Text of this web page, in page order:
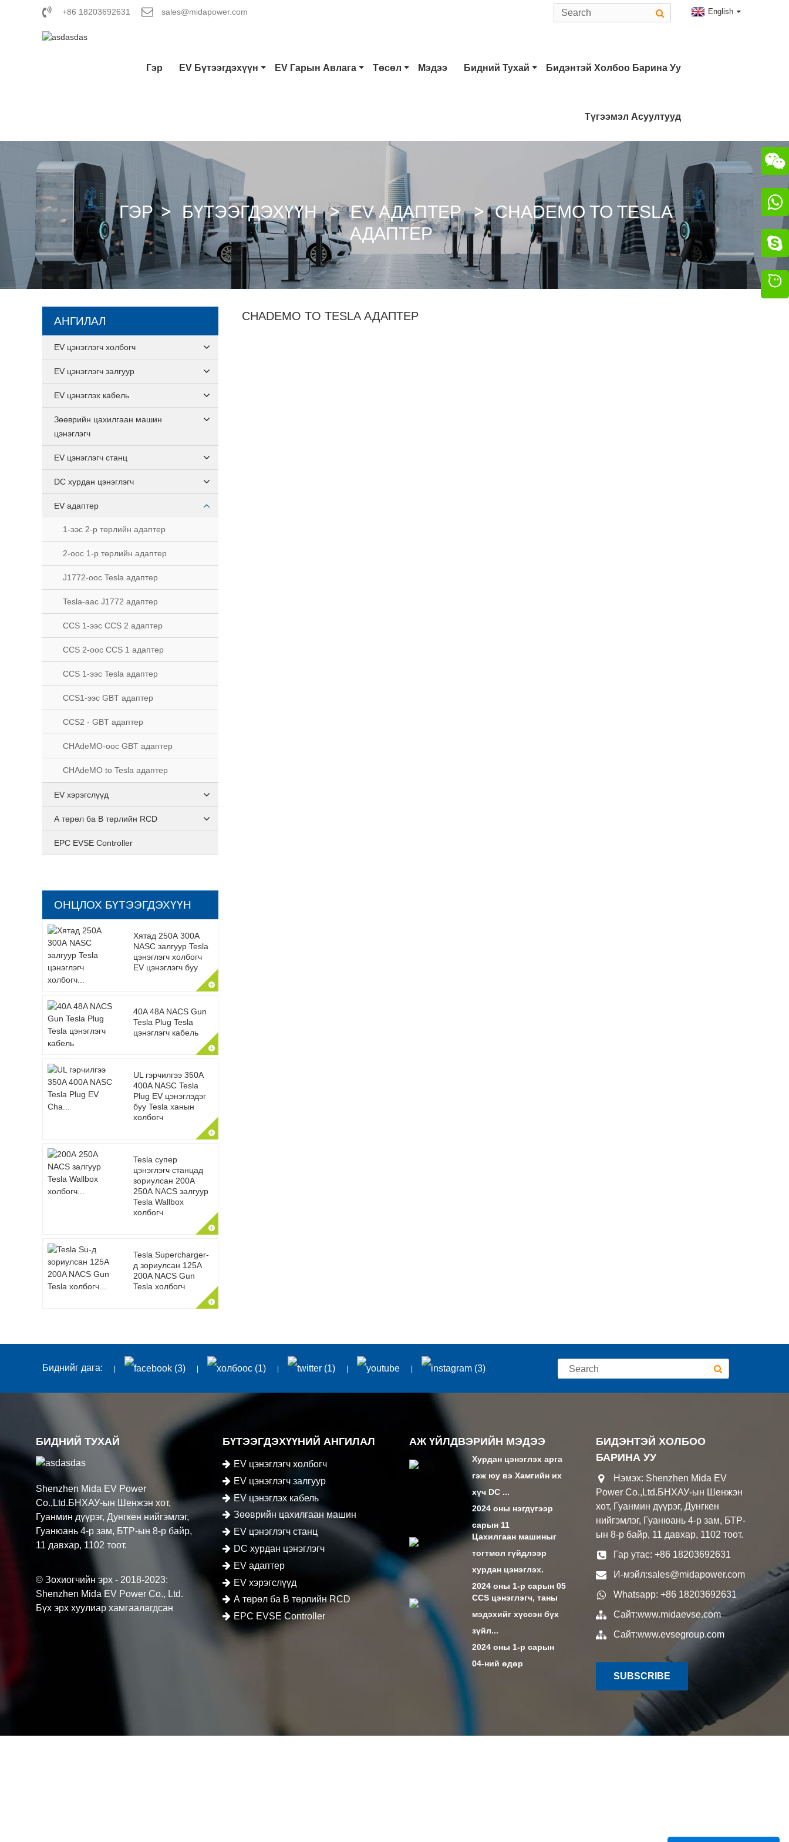
+86 18203692631 sales@midapower.com English
Гэр EV Бүтээгдэхүүн EV Гарын Авлага Төсөл Мэдээ Бидний Тухай Бидэнтэй Холбоо Барина Уу
Түгээмэл Асуултууд
ГЭР БҮТЭЭГДЭХҮҮН EV АДАПТЕР
CHADEMO TO TESLA
АДАПТЕР
АНГИЛАЛ
EV цэнэглэгч холбогч
EV цэнэглэгч залгуур
EV цэнэглэх кабель
Зөөврийн цахилгаан машин
цэнэглэгч
EV цэнэглэгч станц
DC хурдан цэнэглэгч
EV адаптер
1-ээс 2-р төрлийн адаптер
2-оос 1-р төрлийн адаптер
J1772-оос Tesla адаптер
Tesla-аас J1772 адаптер
CCS 1-ээс CCS 2 адаптер
CCS 2-оос CCS 1 адаптер
CCS 1-ээс Tesla адаптер
CCS1-ээс GBT адаптер
CCS2 - GBT адаптер
CHAdeMO-оос GBT адаптер
CHAdeMO to Tesla адаптер
EV хэрэгслүүд
А төрөл ба В төрлийн RCD
EPC EVSE Controller
ОНЦЛОХ БҮТЭЭГДЭХҮҮН
Хятад 250А 300А
NASC залгуур Tesla
цэнэглэгч холбогч
EV цэнэглэгч буу
40A 48A NACS Gun
Tesla Plug Tesla
цэнэглэгч кабель
UL гэрчилгээ 350A
400A NASC Tesla
Plug EV цэнэглэдэг
буу Tesla ханын
холбогч
Tesla супер
цэнэглэгч станцад
зориулсан 200А
250А NACS залгуур
Tesla Wallbox
холбогч
Tesla Supercharger-
д зориулсан 125A
200A NACS Gun
Tesla холбогч
CHADEMO TO TESLA АДАПТЕР
Биднийг дага:
БИДНИЙ ТУХАЙ
Shenzhen Mida EV Power
Co.,Ltd.БНХАУ-ын Шенжэн хот,
Гуанмин дүүрэг, Дунгкен нийгэмлэг,
Гуанюань 4-р зам, БТР-ын 8-р байр,
11 давхар, 1102 тоот.
© Зохиогчийн эрх - 2018-2023:
Shenzhen Mida EV Power Co., Ltd.
Бүх эрх хуулиар хамгаалагдсан
БҮТЭЭГДЭХҮҮНИЙ АНГИЛАЛ
EV цэнэглэгч холбогч
EV цэнэглэгч залгуур
EV цэнэглэх кабель
Зөөврийн цахилгаан машин
цэнэглэгч
EV цэнэглэгч станц
DC хурдан цэнэглэгч
EV адаптер
EV хэрэгслүүд
А төрөл ба В төрлийн RCD
EPC EVSE Controller
АЖ ҮЙЛДВЭРИЙН МЭДЭЭ
Хурдан цэнэглэх арга
гэж юу вэ Хамгийн их
хүч DC ...
2024 оны нэгдүгээр
сарын 11
Цахилгаан машиныг
тогтмол гүйдлээр
хурдан цэнэглэх.
2024 оны 1-р сарын 05
CCS цэнэглэгч, таны
мэдэхийг хүссэн бүх
зүйл...
2024 оны 1-р сарын
04-ний өдөр
БИДЭНТЭЙ ХОЛБОО
БАРИНА УУ
Нэмэх: Shenzhen Mida EV
Power Co.,Ltd.БНХАУ-ын Шенжэн
хот, Гуанмин дүүрэг, Дунгкен
нийгэмлэг, Гуанюань 4-р зам, БТР-
ын 8-р байр, 11 давхар, 1102 тоот.
Гар утас: +86 18203692631
И-мэйл:sales@midapower.com
Whatsapp: +86 18203692631
Сайт:www.midaevse.com
Сайт:www.evsegroup.com
SUBSCRIBE


